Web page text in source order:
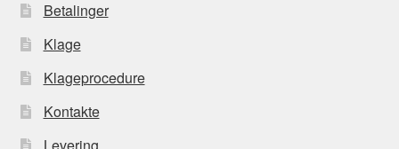
Betalinger
Klage
Klageprocedure
Kontakte